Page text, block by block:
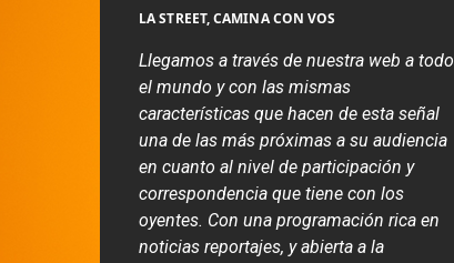
LA STREET, CAMINA CON VOS
Llegamos a través de nuestra web a todo
el mundo y con las mismas
características que hacen de esta señal
una de las más próximas a su audiencia
en cuanto al nivel de participación y
correspondencia que tiene con los
oyentes. Con una programación rica en
noticias reportajes, y abierta a la